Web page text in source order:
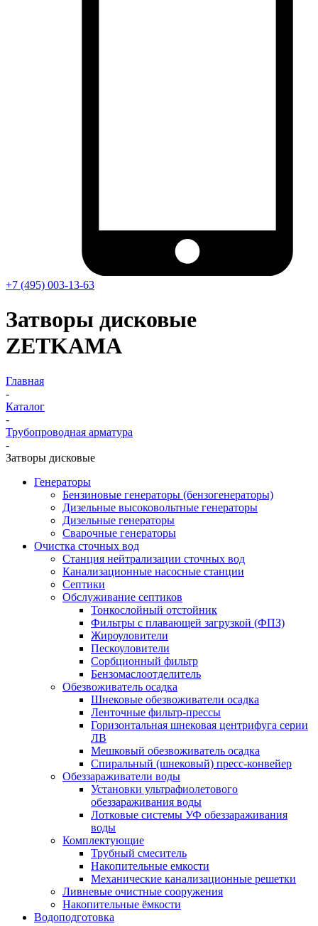
+7 (495) 003-13-63
Затворы дисковые
ZETKAMA
Главная
-
Каталог
-
Трубопроводная арматура
-
Затворы дисковые
Генераторы
Бензиновые генераторы (бензогенераторы)
Дизельные высоковольтные генераторы
Дизельные генераторы
Сварочные генераторы
Очистка сточных вод
Станция нейтрализации сточных вод
Канализационные насосные станции
Септики
Обслуживание септиков
Тонкослойный отстойник
Фильтры с плавающей загрузкой (ФПЗ)
Жироуловители
Пескоуловители
Сорбционный фильтр
Бензомаслоотделитель
Обезвоживатель осадка
Шнековые обезвоживатели осадка
Ленточные фильтр-прессы
Горизонтальная шнековая центрифуга серии
ЛВ
Мешковый обезвоживатель осадка
Спиральный (шнековый) пресс-конвейер
Обеззараживатели воды
Установки ультрафиолетового
обеззараживания воды
Лотковые системы УФ обеззараживания
воды
Комплектующие
Трубный смеситель
Накопительные емкости
Механические канализационные решетки
Ливневые очистные сооружения
Накопительные ёмкости
Водоподготовка